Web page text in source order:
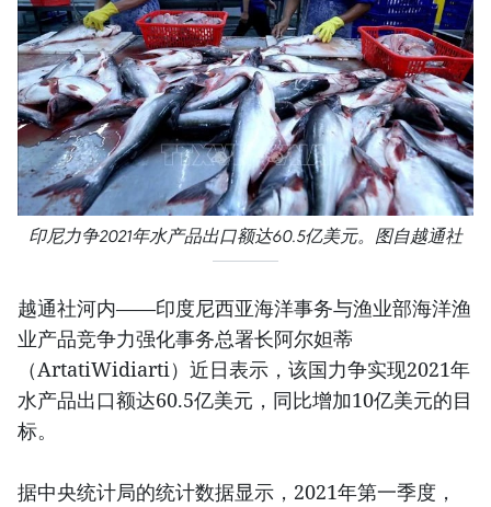
印尼力争2021年水产品出口额达60.5亿美元。图自越通社
越通社河内——印度尼西亚海洋事务与渔业部海洋渔
业产品竞争力强化事务总署长阿尔妲蒂
（ArtatiWidiarti）近日表示，该国力争实现2021年
水产品出口额达60.5亿美元，同比增加10亿美元的目
标。
据中央统计局的统计数据显示，2021年第一季度，